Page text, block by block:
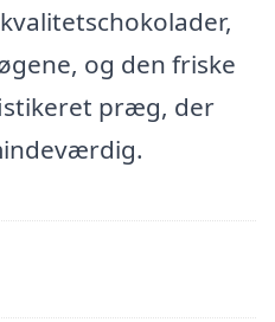
og den friske
præg, der